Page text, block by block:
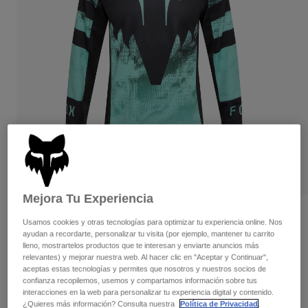
Pantalones largos
Pantalones cortos
Chaquetas y chalecos
Guantes
Protecciones
Gafas de protección
Calcetines
Accesorios
Recambios
Pantalones
Guantes
Chaquetas
Protecciones
Gafas de protección
Mochilas y accesorios
Recambios
Sudaderas
Chaquetas
Pantalones
Ver todo
Niños
Protecciones
Gafas de Protección
Moto
Cascos
Camisetas
Pantalones
Botas
Protecciones
Guantes
Gafas de Protección
Camiseta Youth Kairos 180
N.º de artículo36312-295-YS
Price reduced from
34,99 €to20,99 € 40% OFF
Mejora Tu Experiencia
Usamos cookies y otras tecnologías para optimizar tu experiencia online. Nos
ayudan a recordarte, personalizar tu visita (por ejemplo, mantener tu carrito
lleno, mostrartelos productos que te interesan y enviarte anuncios más
relevantes) y mejorar nuestra web. Al hacer clic en "Aceptar y Continuar",
aceptas estas tecnologías y permites que nosotros y nuestros socios de
confianza recopilemos, usemos y compartamos información sobre tus
interacciones en la web para personalizar tu experiencia digital y contenido.
¿Quieres más información? Consulta nuestra
Política de Privacidad